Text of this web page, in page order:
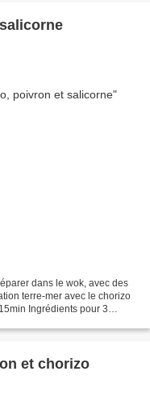
dans le wok, avec des
terre-mer avec le chorizo
Ingrédients pour 3
et chorizo